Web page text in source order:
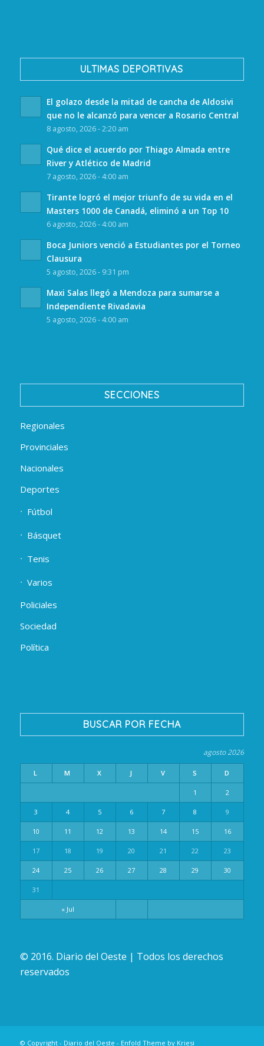
ULTIMAS DEPORTIVAS
El golazo desde la mitad de cancha de Aldosivi
que no le alcanzó para vencer a Rosario Central
8 agosto, 2026 - 2:20 am
Qué dice el acuerdo por Thiago Almada entre
River y Atlético de Madrid
7 agosto, 2026 - 4:00 am
Tirante logró el mejor triunfo de su vida en el
Masters 1000 de Canadá, eliminó a un Top 10
6 agosto, 2026 - 4:00 am
Boca Juniors venció a Estudiantes por el Torneo
Clausura
5 agosto, 2026 - 9:31 pm
Maxi Salas llegó a Mendoza para sumarse a
Independiente Rivadavia
5 agosto, 2026 - 4:00 am
SECCIONES
Regionales
Provinciales
Nacionales
Deportes
Fútbol
Básquet
Tenis
Varios
Policiales
Sociedad
Política
BUSCAR POR FECHA
agosto 2026
L M X J V S D
« Jul
1 2
3 4 5 6 7 8 9
10 11 12 13 14 15 16
17 18 19 20 21 22 23
24 25 26 27 28 29 30
31
© 2016. Diario del Oeste | Todos los derechos
reservados
© Copyright - Diario del Oeste - Enfold Theme by Kriesi